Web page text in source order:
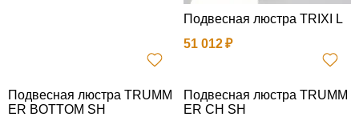
Подвесная люстра TRIXI L
51 012
Подвесная люстра TRUMM
ER BOTTOM SH
Подвесная люстра TRUMM
ER CH SH